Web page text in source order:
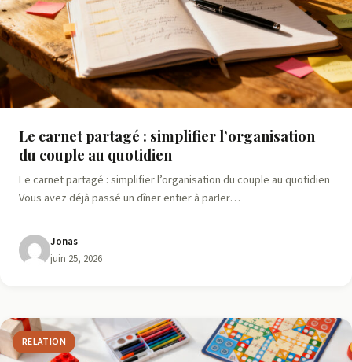
Le carnet partagé : simplifier l’organisation
du couple au quotidien
Le carnet partagé : simplifier l’organisation du couple au quotidien
Vous avez déjà passé un dîner entier à parler…
Jonas
juin 25, 2026
RELATION